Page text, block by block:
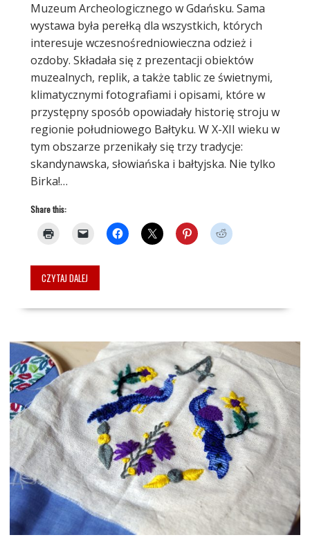
Muzeum Archeologicznego w Gdańsku. Sama
wystawa była perełką dla wszystkich, których
interesuje wczesnośredniowieczna odzież i
ozdoby. Składała się z prezentacji obiektów
muzealnych, replik, a także tablic ze świetnymi,
klimatycznymi fotografiami i opisami, które w
przystępny sposób opowiadały historię stroju w
regionie południowego Bałtyku. W X-XII wieku w
tym obszarze przenikały się trzy tradycje:
skandynawska, słowiańska i bałtyjska. Nie tylko
Birka!…
Share this:
CZYTAJ DALEJ